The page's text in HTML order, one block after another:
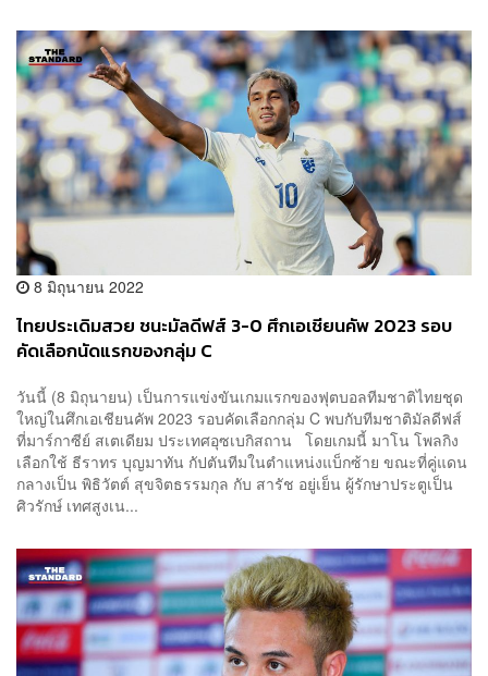
8 มิถุนายน 2022
ไทยประเดิมสวย ชนะมัลดีฟส์ 3-0 ศึกเอเชียนคัพ 2023 รอบ
คัดเลือกนัดแรกของกลุ่ม C
วันนี้ (8 มิถุนายน) เป็นการแข่งขันเกมแรกของฟุตบอลทีมชาติไทยชุด
ใหญ่ในศึกเอเชียนคัพ 2023 รอบคัดเลือกกลุ่ม C พบกับทีมชาติมัลดีฟส์
ที่มาร์กาซีย์ สเตเดียม ประเทศอุซเบกิสถาน โดยเกมนี้ มาโน โพลกิง
เลือกใช้ ธีราทร บุญมาทัน กัปตันทีมในตำแหน่งแบ็กซ้าย ขณะที่คู่แดน
กลางเป็น พิธิวัตต์ สุขจิตธรรมกุล กับ สารัช อยู่เย็น ผู้รักษาประตูเป็น
ศิวรักษ์ เทศสูงเน...